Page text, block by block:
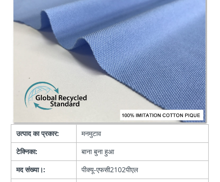
उत्पाद का प्रकार:
मनमुटाव
टेक्निका:
बाना बुना हुआ
मद संख्या।:
पीक्यू-एफसी2102पीएल